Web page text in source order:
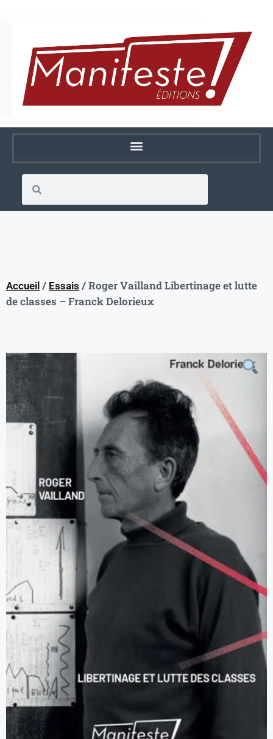
Accueil / Essais / Roger Vailland Libertinage et lutte
de classes – Franck Delorieux